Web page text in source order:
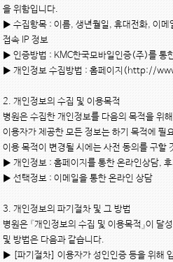
을 위함입니다.
▶ 수집항목 : 이름, 생년월일, 휴대전화, 이
접속 IP 정보
▶ 인증방법 : KMC한국모바일인증(주)를 통
▶ 개인정보 수집방법 : 홈페이지(http://
2. 개인정보의 수집 및 이용목적
병원은 수집한 개인정보를 다음의 목적을 위
이용자가 제공한 모든 정보는 하기 목적에 필
이용 목적이 변경될 시에는 사전 동의를 구할
▶ 개인정보 : 홈페이지를 통한 온라인상담,
▶ 선택정보 : 이메일을 통한 온라인 상담
3. 개인정보의 파기절차 및 그 방법
병원은 『개인정보의 수집 및 이용목적』이
및 방법은 다음과 같습니다.
▶ [파기절차] 이용자가 성인인증 등을 위해